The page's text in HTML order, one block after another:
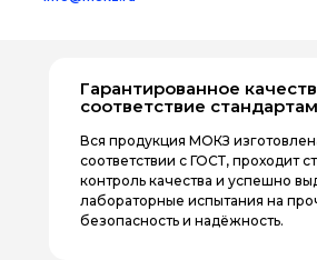
Гарантированное
соответствие стандартам
Вся продукция МОКЗ
соответствии с ГОСТ, проходит
контроль качества и успешно
лабораторные испытания на
безопасность и надёжность.